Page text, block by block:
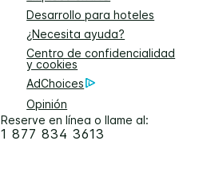
Desarrollo para hoteles
¿Necesita ayuda?
Centro de confidencialidad
y cookies
AdChoices
Opinión
Reserve en línea o llame al:
1 877 834 3613